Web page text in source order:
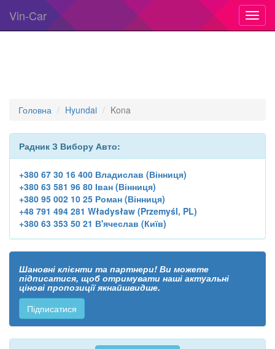
Vin-Car
Головна Hyundai Kona
Радник З Вибору Авто:
+380 67 30 16 400 Владислав (Вінниця)
+380 63 581 96 80 Іван (Вінниця)
+380 95 002 10 25 Роман (Вінниця)
+48 791 494 281 Władysław (Przemyśl, PL)
+380 63 353 50 21 В'ячеслав (Київ)
Шановні клієнти та партнери! Ви можете
підписатися, щоб отримувати наші актуальні
цінові пропозиції якнайшвидше.
Підписатися